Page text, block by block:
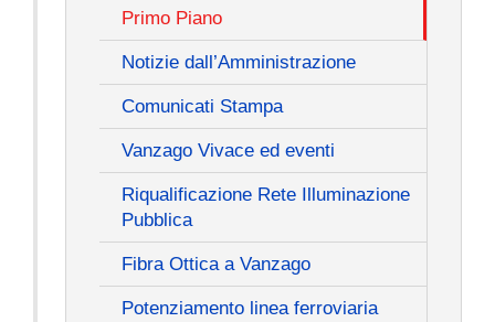
Primo Piano
Notizie dall’Amministrazione
Comunicati Stampa
Vanzago Vivace ed eventi
Riqualificazione Rete Illuminazione
Pubblica
Fibra Ottica a Vanzago
Potenziamento linea ferroviaria